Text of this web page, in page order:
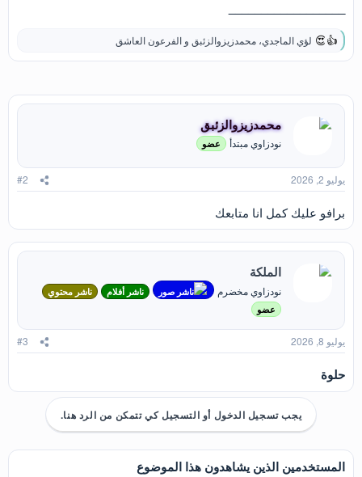
ل
ا
لؤي الماجدي، محمدزيزوالزئبق و الفرعون العاشق
محمدزيزوالزئبق
نودزاوي مبتدأ عضو
يوليو 2, 2026 #2
برافو عليك كمل انا متابعك
الملكة
نودزاوي مخضرم ناشر صور ناشر أفلام
ناشر محتوي
عضو
يوليو 8, 2026 #3
حلوة
يجب تسجيل الدخول أو التسجيل كي تتمكن من الرد هنا.
المستخدمين الذين يشاهدون هذا الموضوع